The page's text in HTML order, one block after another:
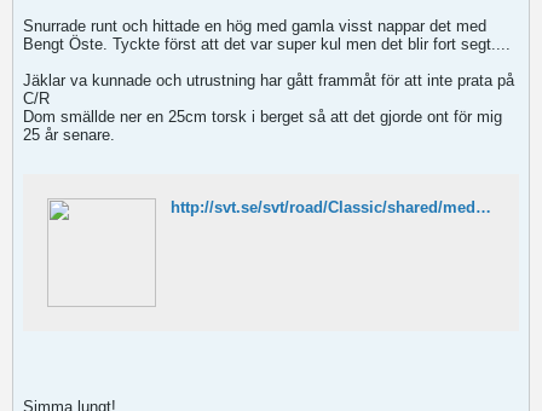
Snurrade runt och hittade en hög med gamla visst nappar det med
Bengt Öste. Tyckte först att det var super kul men det blir fort segt....
Jäklar va kunnade och utrustning har gått frammåt för att inte prata på
C/R
Dom smällde ner en 25cm torsk i berget så att det gjorde ont för mig
25 år senare.
http://svt.se/svt/road/Classic/shared/mediacenter/player.jsp?d=39469&a=421549
Simma lungt!